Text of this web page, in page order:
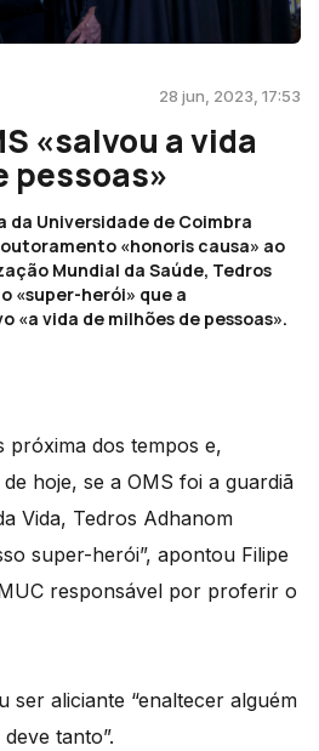
28 jun, 2023, 17:53
«salvou a vida
pessoas»
da Universidade de Coimbra
«honoris causa» ao
Mundial da Saúde, Tedros
«super-herói» que a
«a vida de milhões de pessoas».
próxima dos tempos e,
hoje, se a OMS foi a guardiã
Vida, Tedros Adhanom
super-herói”, apontou Filipe
responsável por proferir o
ser aliciante “enaltecer alguém
tanto”.